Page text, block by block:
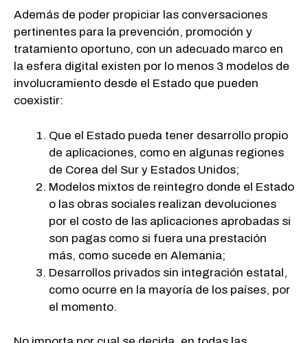
Además de poder propiciar las conversaciones
pertinentes para la prevención, promoción y
tratamiento oportuno, con un adecuado marco en
la esfera digital existen por lo menos 3 modelos de
involucramiento desde el Estado que pueden
coexistir:
Que el Estado pueda tener desarrollo propio
de aplicaciones, como en algunas regiones
de Corea del Sur y Estados Unidos;
Modelos mixtos de reintegro donde el Estado
o las obras sociales realizan devoluciones
por el costo de las aplicaciones aprobadas si
son pagas como si fuera una prestación
más, como sucede en Alemania;
Desarrollos privados sin integración estatal,
como ocurre en la mayoría de los países, por
el momento.